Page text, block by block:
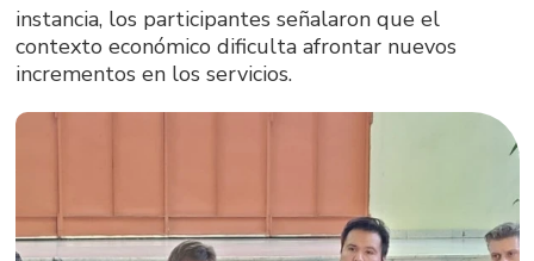
instancia, los participantes señalaron que el
contexto económico dificulta afrontar nuevos
incrementos en los servicios.